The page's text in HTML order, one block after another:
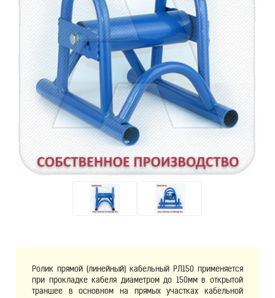
Ролик прямой (линейный) кабельный РЛ150 применяется
при прокладке кабеля диаметром до 150мм в открытой
траншее в основном на прямых участках кабельной